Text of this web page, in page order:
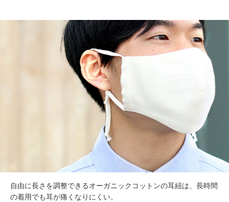
自由に長さを調整できるオーガニックコットンの耳紐は、長時間
の着用でも耳が痛くなりにくい。